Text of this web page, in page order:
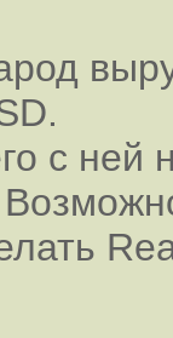
с ней